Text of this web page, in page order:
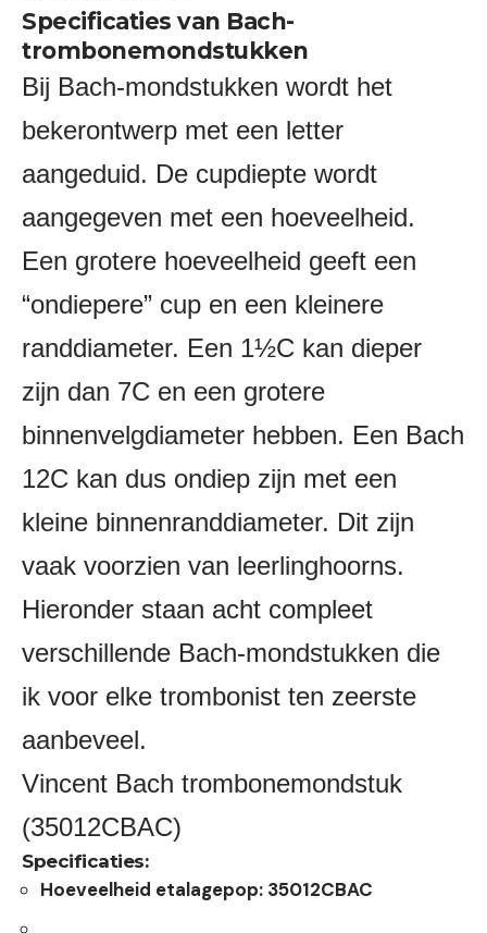
Specificaties van Bach-
trombonemondstukken
Bij Bach-mondstukken wordt het
bekerontwerp met een letter
aangeduid. De cupdiepte wordt
aangegeven met een hoeveelheid.
Een grotere hoeveelheid geeft een
“ondiepere” cup en een kleinere
randdiameter. Een 1½C kan dieper
zijn dan 7C en een grotere
binnenvelgdiameter hebben. Een Bach
12C kan dus ondiep zijn met een
kleine binnenranddiameter. Dit zijn
vaak voorzien van leerlinghoorns.
Hieronder staan ​​acht compleet
verschillende Bach-mondstukken die
ik voor elke trombonist ten zeerste
aanbeveel.
Vincent Bach trombonemondstuk
(35012CBAC)
Specificaties:
Hoeveelheid etalagepop: 35012CBAC